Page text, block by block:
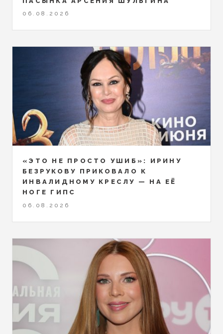
06.08.2026
«ЭТО НЕ ПРОСТО УШИБ»: ИРИНУ
БЕЗРУКОВУ ПРИКОВАЛО К
ИНВАЛИДНОМУ КРЕСЛУ — НА ЕЁ
НОГЕ ГИПС
06.08.2026